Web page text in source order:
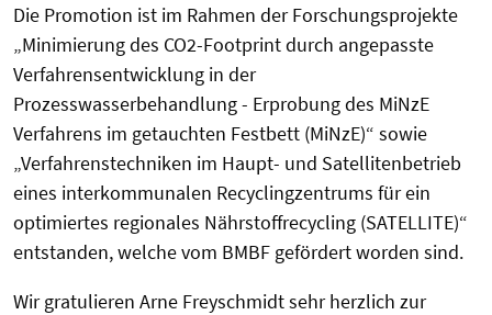
Die Promotion ist im Rahmen der Forschungsprojekte
„Minimierung des CO2-Footprint durch angepasste
Verfahrensentwicklung in der
Prozesswasserbehandlung - Erprobung des MiNzE
Verfahrens im getauchten Festbett (MiNzE)“ sowie
„Verfahrenstechniken im Haupt- und Satellitenbetrieb
eines interkommunalen Recyclingzentrums für ein
optimiertes regionales Nährstoffrecycling (SATELLITE)“
entstanden, welche vom BMBF gefördert worden sind.
Wir gratulieren Arne Freyschmidt sehr herzlich zur